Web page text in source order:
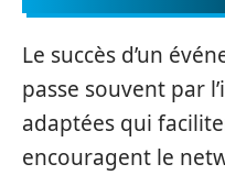
Le succès d’un
passe souvent par
adaptées qui
encouragent le